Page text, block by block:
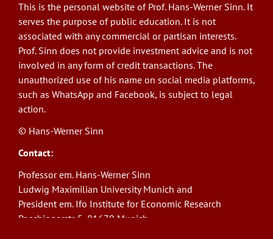
This is the personal website of Prof. Hans-Werner Sinn. It
serves the purpose of public education. It is not
associated with any commercial or partisan interests.
Prof. Sinn does not provide investment advice and is not
involved in any form of credit transactions. The
unauthorized use of his name on social media platforms,
such as WhatsApp and Facebook, is subject to legal
action.
© Hans-Werner Sinn
Contact:
Professor em. Hans-Werner Sinn
Ludwig Maximilian University Munich and
President em. Ifo Institute for Economic Research
Poschingerstr. 5, 81679 Munich